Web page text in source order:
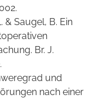
& Saugel, B. Ein
Br. J.
und
nach einer